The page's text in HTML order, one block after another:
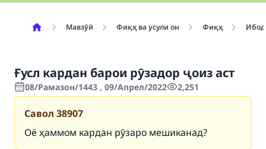
Мавзӯӣ Фиқҳ ва усули он Фиқҳ
Ғусл кардан барои рӯзадор ҷоиз аст
08/Рамазон/1443 , 09/Апрел/2022 2,251
Савол 38907
Оё ҳаммом кардан рӯзаро мешиканад?